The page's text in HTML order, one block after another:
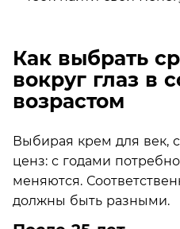
Как выбрать
вокруг глаз в
возрастом
Выбирая крем для век,
ценз: с годами
меняются.
должны быть разными.